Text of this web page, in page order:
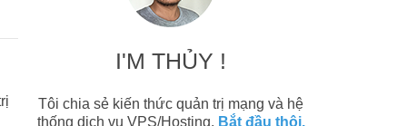
I'M THỦY !
Tôi chia sẻ kiến thức quản trị mạng và hệ
thống dịch vụ VPS/Hosting. Bắt đầu thôi.